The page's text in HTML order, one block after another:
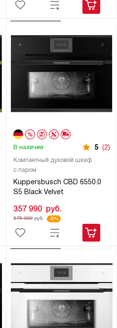
Компактный духовой шкаф
с паром
Kuppersbusch CBD 6550.0
S5 Black Velvet
В наличии 5 (2)
357 990 руб.
375 990руб. -5%